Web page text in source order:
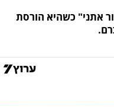
אתני" כשהיא הורסת